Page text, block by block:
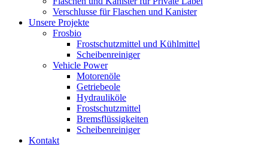
Verschlusse für Flaschen und Kanister
Unsere Projekte
Frosbio
Frostschutzmittel und Kühlmittel
Scheibenreiniger
Vehicle Power
Motorenöle
Getriebeole
Hydrauliköle
Frostschutzmittel
Bremsflüssigkeiten
Scheibenreiniger
Kontakt